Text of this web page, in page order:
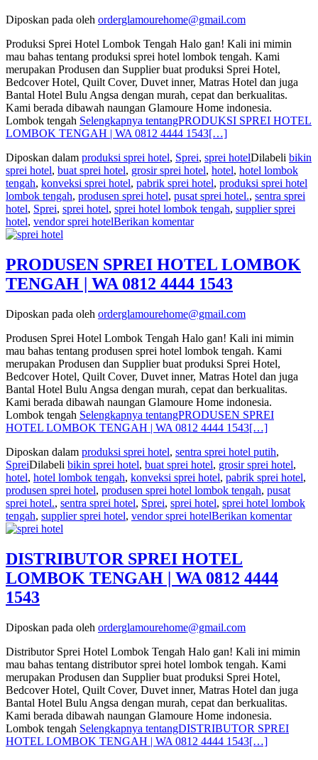
Diposkan pada oleh orderglamourehome@gmail.com
Produksi Sprei Hotel Lombok Tengah Halo gan! Kali ini mimin
mau bahas tentang produksi sprei hotel lombok tengah. Kami
merupakan Produsen dan Supplier buat produksi Sprei Hotel,
Bedcover Hotel, Quilt Cover, Duvet inner, Matras Hotel dan juga
Bantal Hotel Bulu Angsa dengan murah, cepat dan berkualitas.
Kami berada dibawah naungan Glamoure Home indonesia.
Lombok tengah Selengkapnya tentangPRODUKSI SPREI HOTEL
LOMBOK TENGAH | WA 0812 4444 1543[…]
Diposkan dalam produksi sprei hotel, Sprei, sprei hotelDilabeli bikin
sprei hotel, buat sprei hotel, grosir sprei hotel, hotel, hotel lombok
tengah, konveksi sprei hotel, pabrik sprei hotel, produksi sprei hotel
lombok tengah, produsen sprei hotel, pusat sprei hotel., sentra sprei
hotel, Sprei, sprei hotel, sprei hotel lombok tengah, supplier sprei
hotel, vendor sprei hotelBerikan komentar
PRODUSEN SPREI HOTEL LOMBOK
TENGAH | WA 0812 4444 1543
Diposkan pada oleh orderglamourehome@gmail.com
Produsen Sprei Hotel Lombok Tengah Halo gan! Kali ini mimin
mau bahas tentang produsen sprei hotel lombok tengah. Kami
merupakan Produsen dan Supplier buat produksi Sprei Hotel,
Bedcover Hotel, Quilt Cover, Duvet inner, Matras Hotel dan juga
Bantal Hotel Bulu Angsa dengan murah, cepat dan berkualitas.
Kami berada dibawah naungan Glamoure Home indonesia.
Lombok tengah Selengkapnya tentangPRODUSEN SPREI
HOTEL LOMBOK TENGAH | WA 0812 4444 1543[…]
Diposkan dalam produksi sprei hotel, sentra sprei hotel putih,
SpreiDilabeli bikin sprei hotel, buat sprei hotel, grosir sprei hotel,
hotel, hotel lombok tengah, konveksi sprei hotel, pabrik sprei hotel,
produsen sprei hotel, produsen sprei hotel lombok tengah, pusat
sprei hotel., sentra sprei hotel, Sprei, sprei hotel, sprei hotel lombok
tengah, supplier sprei hotel, vendor sprei hotelBerikan komentar
DISTRIBUTOR SPREI HOTEL
LOMBOK TENGAH | WA 0812 4444
1543
Diposkan pada oleh orderglamourehome@gmail.com
Distributor Sprei Hotel Lombok Tengah Halo gan! Kali ini mimin
mau bahas tentang distributor sprei hotel lombok tengah. Kami
merupakan Produsen dan Supplier buat produksi Sprei Hotel,
Bedcover Hotel, Quilt Cover, Duvet inner, Matras Hotel dan juga
Bantal Hotel Bulu Angsa dengan murah, cepat dan berkualitas.
Kami berada dibawah naungan Glamoure Home indonesia.
Lombok tengah Selengkapnya tentangDISTRIBUTOR SPREI
HOTEL LOMBOK TENGAH | WA 0812 4444 1543[…]